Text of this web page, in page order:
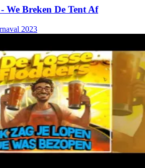
We Breken De Tent Af
2023